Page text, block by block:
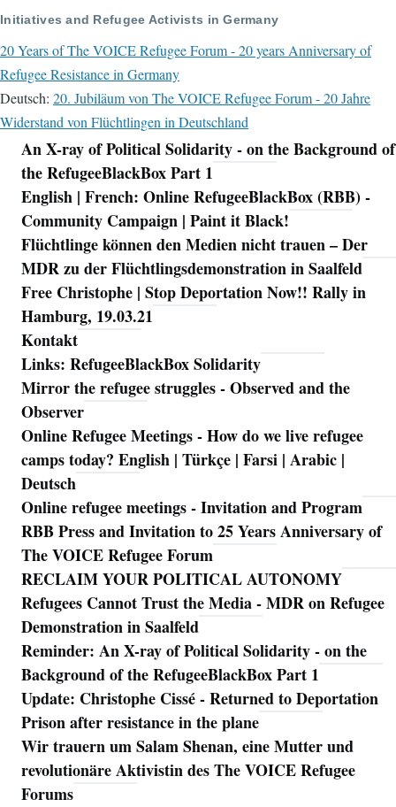
Initiatives and Refugee Activists in Germany
20 Years of The VOICE Refugee Forum - 20 years Anniversary of
Refugee Resistance in Germany
Deutsch: 20. Jubiläum von The VOICE Refugee Forum - 20 Jahre
Widerstand von Flüchtlingen in Deutschland
Navigation
An X-ray of Political Solidarity - on the Background of
the RefugeeBlackBox Part 1
English | French: Online RefugeeBlackBox (RBB) -
Community Campaign | Paint it Black!
Flüchtlinge können den Medien nicht trauen – Der
MDR zu der Flüchtlingsdemonstration in Saalfeld
Free Christophe | Stop Deportation Now!! Rally in
Hamburg, 19.03.21
Kontakt
Links: RefugeeBlackBox Solidarity
Mirror the refugee struggles - Observed and the
Observer
Online Refugee Meetings - How do we live refugee
camps today? English | Türkçe | Farsi | Arabic |
Deutsch
Online refugee meetings - Invitation and Program
RBB Press and Invitation to 25 Years Anniversary of
The VOICE Refugee Forum
RECLAIM YOUR POLITICAL AUTONOMY
Refugees Cannot Trust the Media - MDR on Refugee
Demonstration in Saalfeld
Reminder: An X-ray of Political Solidarity - on the
Background of the RefugeeBlackBox Part 1
Update: Christophe Cissé - Returned to Deportation
Prison after resistance in the plane
Wir trauern um Salam Shenan, eine Mutter und
revolutionäre Aktivistin des The VOICE Refugee
Forums